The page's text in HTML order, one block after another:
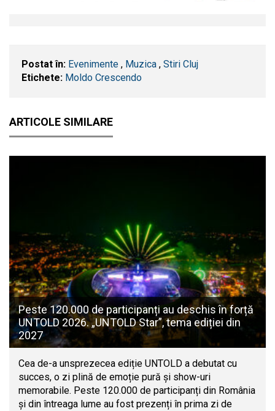
Postat în: Evenimente , Muzica , Stiri Cluj
Etichete: Moldo Crescendo
ARTICOLE SIMILARE
Peste 120.000 de participanți au deschis în forță
UNTOLD 2026. „UNTOLD Star”, tema ediției din
2027
Cea de-a unsprezecea ediție UNTOLD a debutat cu
succes, o zi plină de emoție pură și show-uri
memorabile. Peste 120.000 de participanți din România
și din întreaga lume au fost prezenți în prima zi de